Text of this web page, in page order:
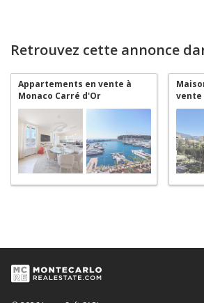
Retrouvez cette annonce
Appartements en vente à
Monaco Carré d'Or
vente